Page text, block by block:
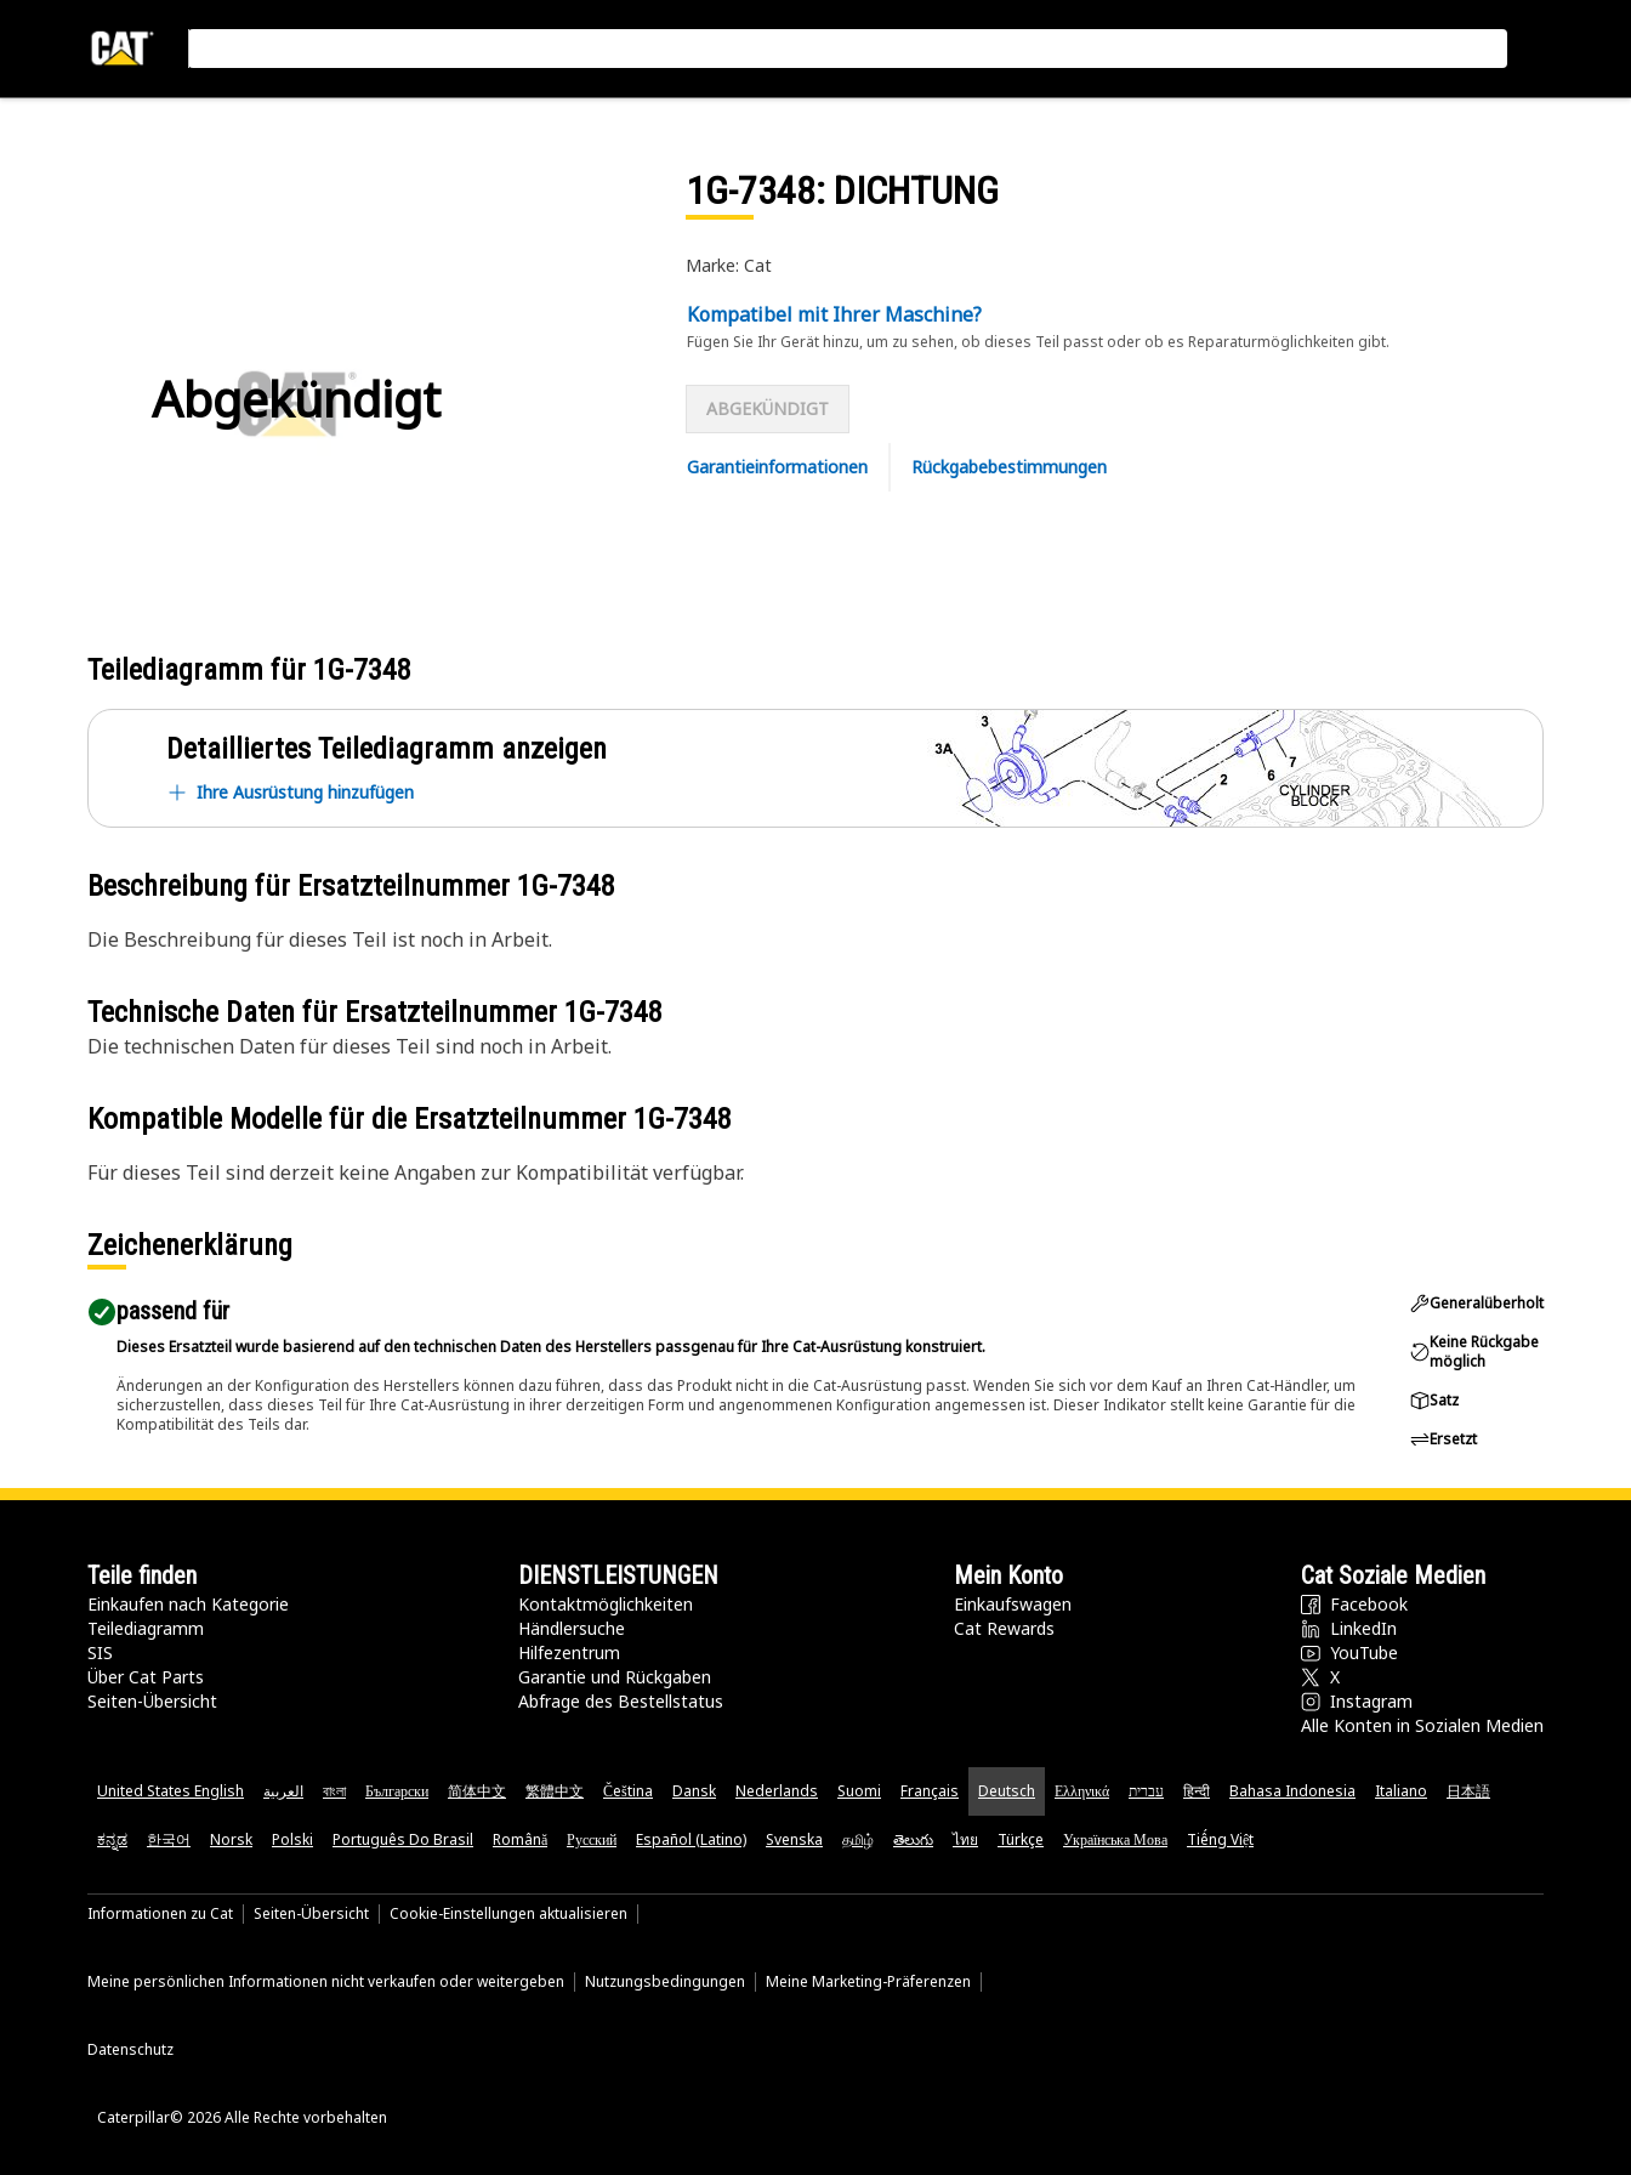
Abgekündigt
1G-7348: DICHTUNG
Marke: Cat
Kompatibel mit Ihrer Maschine?
Fügen Sie Ihr Gerät hinzu, um zu sehen, ob dieses Teil passt oder ob es Reparaturmöglichkeiten gibt.
ABGEKÜNDIGT
Garantieinformationen Rückgabebestimmungen
Teilediagramm für 1G-7348
Detailliertes Teilediagramm anzeigen
Ihre Ausrüstung hinzufügen
Beschreibung für Ersatzteilnummer 1G-7348
Die Beschreibung für dieses Teil ist noch in Arbeit.
Technische Daten für Ersatzteilnummer 1G-7348
Die technischen Daten für dieses Teil sind noch in Arbeit.
Kompatible Modelle für die Ersatzteilnummer 1G-7348
Für dieses Teil sind derzeit keine Angaben zur Kompatibilität verfügbar.
Zeichenerklärung
passend für​
Dieses Ersatzteil wurde basierend auf den technischen Daten des Herstellers passgenau für Ihre Cat-Ausrüstung konstruiert.
Änderungen an der Konfiguration des Herstellers können dazu führen, dass das Produkt nicht in die Cat-Ausrüstung passt. Wenden Sie sich vor dem Kauf an Ihren Cat-Händler, um
sicherzustellen, dass dieses Teil für Ihre Cat-Ausrüstung in ihrer derzeitigen Form und angenommenen Konfiguration angemessen ist. Dieser Indikator stellt keine Garantie für die
Kompatibilität des Teils dar.
Generalüberholt
Keine Rückgabe
möglich
Satz
Ersetzt
Teile finden
Einkaufen nach Kategorie
Teilediagramm
SIS
Über Cat Parts
Seiten-Übersicht
DIENSTLEISTUNGEN
Kontaktmöglichkeiten​
Händlersuche
Hilfezentrum
Garantie und Rückgaben
Abfrage des Bestellstatus
Mein Konto
Einkaufswagen
Cat Rewards
Cat Soziale Medien
Facebook
LinkedIn
YouTube
X
Instagram
Alle Konten in Sozialen Medien
United States English العربية বাংলা Български 简体中文 繁體中文 Čeština Dansk Nederlands Suomi Français Deutsch Ελληνικά עברית हिन्दी Bahasa Indonesia Italiano 日本語
ಕನ್ನಡ 한국어 Norsk Polski Português Do Brasil Română Русский Español (Latino) Svenska தமிழ் తెలుగు ไทย Türkçe Українська Мова Tiếng Việt
Informationen zu Cat Seiten-Übersicht Cookie-Einstellungen aktualisieren
Meine persönlichen Informationen nicht verkaufen oder weitergeben Nutzungsbedingungen Meine Marketing-Präferenzen
Datenschutz
Caterpillar© 2026 Alle Rechte vorbehalten